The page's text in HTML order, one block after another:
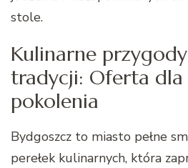
stole.
Kulinarne
tradycji: Oferta dla
pokolenia
Bydgoszcz to miasto pełne
perełek kulinarnych, która